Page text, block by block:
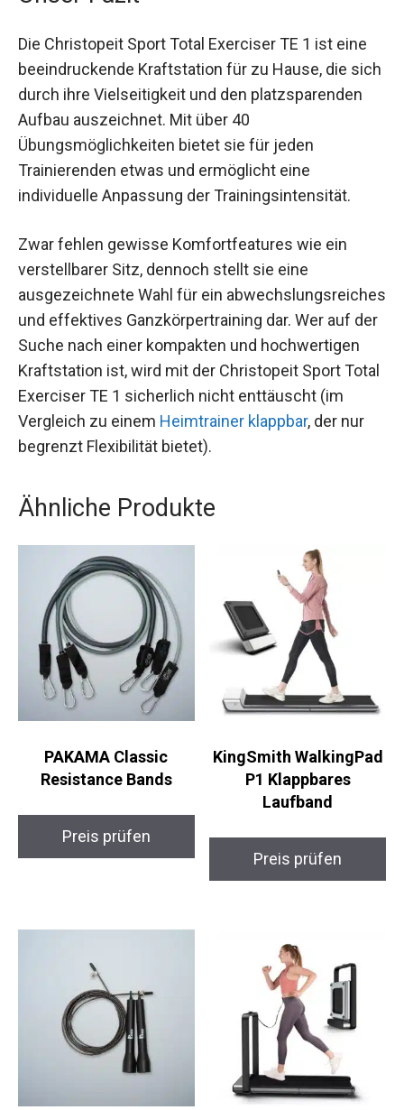
Die Christopeit Sport Total Exerciser TE 1 ist eine
beeindruckende Kraftstation für zu Hause, die sich
durch ihre Vielseitigkeit und den platzsparenden
Aufbau auszeichnet. Mit über 40
Übungsmöglichkeiten bietet sie für jeden
Trainierenden etwas und ermöglicht eine
individuelle Anpassung der Trainingsintensität.
Zwar fehlen gewisse Komfortfeatures wie ein
verstellbarer Sitz, dennoch stellt sie eine
ausgezeichnete Wahl für ein abwechslungsreiches
und effektives Ganzkörpertraining dar. Wer auf der
Suche nach einer kompakten und hochwertigen
Kraftstation ist, wird mit der Christopeit Sport Total
Exerciser TE 1 sicherlich nicht enttäuscht (im
Vergleich zu einem Heimtrainer klappbar, der nur
begrenzt Flexibilität bietet).
Ähnliche Produkte
PAKAMA Classic
Resistance Bands
Preis prüfen
KingSmith WalkingPad
P1 Klappbares
Laufband
Preis prüfen